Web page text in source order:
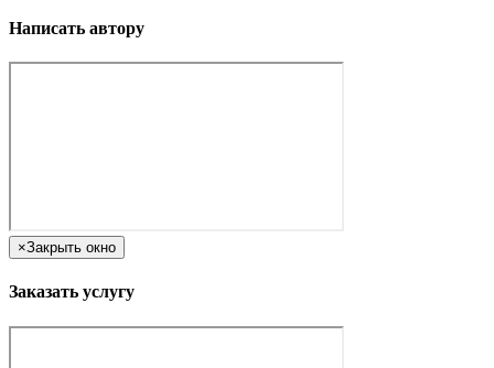
Написать автору
×Закрыть окно
Заказать услугу